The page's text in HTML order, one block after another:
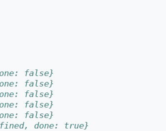
false}
false}
false}
false}
false}
done: true}